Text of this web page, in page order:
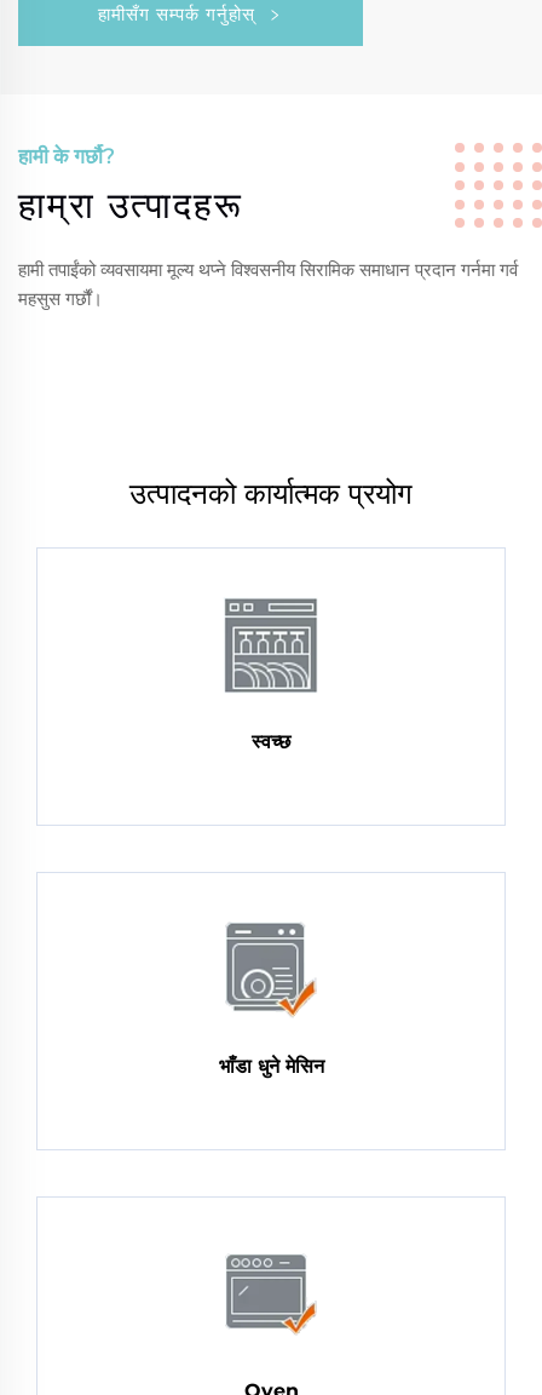
हामीसँग सम्पर्क गर्नुहोस्
हामी के गर्छौ?
हाम्रा उत्पादहरू
हामी तपाईंको व्यवसायमा मूल्य थप्ने विश्वसनीय सिरामिक समाधान प्रदान गर्नमा गर्व
महसुस गर्छौं।
उत्पादनको कार्यात्मक प्रयोग
स्वच्छ
भाँडा धुने मेसिन